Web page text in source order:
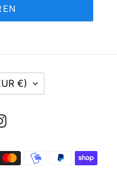
€)
Instagram